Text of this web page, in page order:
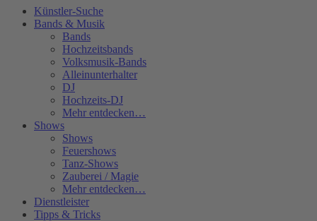
Künstler-Suche
Bands & Musik
Bands
Hochzeitsbands
Volksmusik-Bands
Alleinunterhalter
DJ
Hochzeits-DJ
Mehr entdecken…
Shows
Shows
Feuershows
Tanz-Shows
Zauberei / Magie
Mehr entdecken…
Dienstleister
Tipps & Tricks